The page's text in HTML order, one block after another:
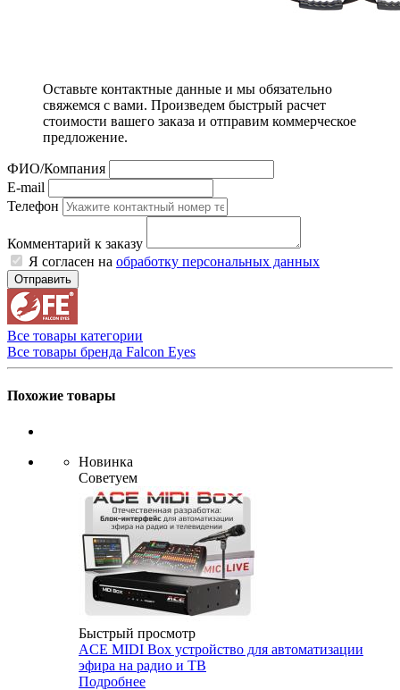
Оставьте контактные данные и мы обязательно
свяжемся с вами. Произведем быстрый расчет
стоимости вашего заказа и отправим коммерческое
предложение.
ФИО/Компания
E-mail
Телефон
Комментарий к заказу
Я согласен на обработку персональных данных
Отправить
Все товары категории
Все товары бренда Falcon Eyes
Похожие товары
Новинка
Советуем
Быстрый просмотр
ACE MIDI Box устройство для автоматизации
эфира на радио и ТВ
Подробнее